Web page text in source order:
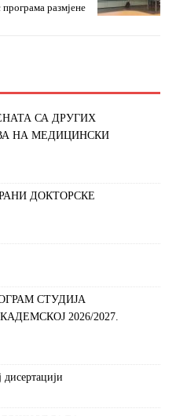
размjене
СА ДРУГИХ
НА МЕДИЦИНСКИ
ДОКТОРСКЕ
СТУДИЈА
2026/2027.